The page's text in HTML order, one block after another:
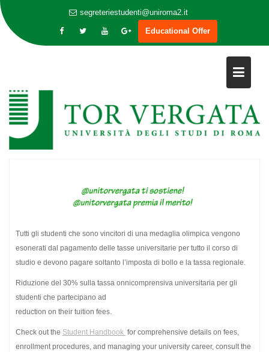
segreteriestudenti@uniroma2.it
Educational Offer
AGEVOLAZIONI PER STUDENTI
OLIMPICI MONDIALI
Tutti gli studenti che sono vincitori di una medaglia olimpica vengono
esonerati dal pagamento delle tasse universitarie per tutto il corso di
studio e devono pagare soltanto l’imposta di bollo e la tassa regionale.
Riduzione del 30% sulla tassa onnicomprensiva universitaria per gli
studenti che partecipano ad
reduction on their tuition fees.
Check out the Student Handbook for comprehensive details on fees,
enrollment procedures, and managing your university career, consult the